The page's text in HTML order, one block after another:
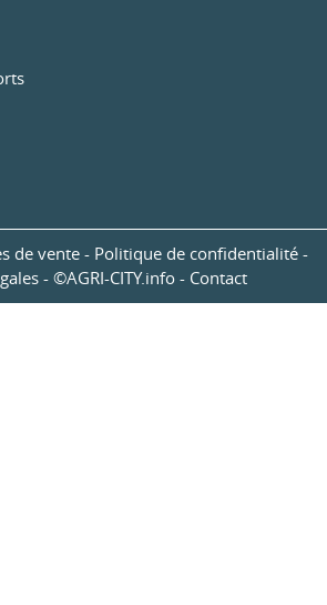
de vente- Politique de confidentialité-
- ©AGRI-CITY.info - Contact